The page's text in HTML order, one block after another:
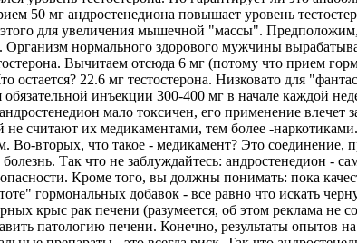
50 мг андростенедиона повышает уровень
для увеличения мышечной "массы".
нормального здорового мужчины
Вычитаем отсюда 6 мг (потому что прием
остается? 22.6 мг тестостерона. Низковато для
инъекции 300-400 мг в начале каждой
мало токсичен, его применение влечет
считают их медикаментами, тем более -
вторых, что такое - медикамент? Это соединение,
болезнь. Так что не заблуждайтесь: андростенедион
Кроме того, вы должны понимать: пока
гормональных добавок - все равно что искать
крыс рак печени (разумеется, об этом реклама не
патологию печени. Конечно, результаты опытов